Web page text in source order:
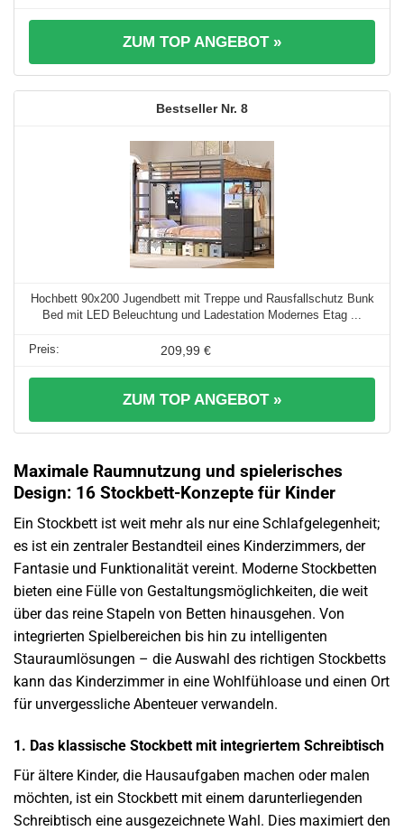
ZUM TOP ANGEBOT »
8
Hochbett 90x200 Jugendbett mit Treppe und Rausfallschutz Bunk
Bed mit LED Beleuchtung und Ladestation Modernes Etag ...
209,99 €
ZUM TOP ANGEBOT »
Maximale Raumnutzung und spielerisches
Design: 16 Stockbett-Konzepte für Kinder
Ein Stockbett ist weit mehr als nur eine Schlafgelegenheit;
es ist ein zentraler Bestandteil eines Kinderzimmers, der
Fantasie und Funktionalität vereint. Moderne Stockbetten
bieten eine Fülle von Gestaltungsmöglichkeiten, die weit
über das reine Stapeln von Betten hinausgehen. Von
integrierten Spielbereichen bis hin zu intelligenten
Stauraumlösungen – die Auswahl des richtigen Stockbetts
kann das Kinderzimmer in eine Wohlfühloase und einen Ort
für unvergessliche Abenteuer verwandeln.
1. Das klassische Stockbett mit integriertem Schreibtisch
Für ältere Kinder, die Hausaufgaben machen oder malen
möchten, ist ein Stockbett mit einem darunterliegenden
Schreibtisch eine ausgezeichnete Wahl. Dies maximiert den